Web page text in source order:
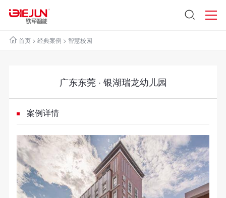
首页> 经典案例 > 智慧校园
广东东莞 · 银湖瑞龙幼儿园
案例详情